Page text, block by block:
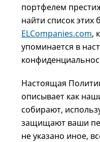
портфелем
найти список этих
ELCompanies.com,
упоминается в
Настоящая
описывает как
собирают,
защищают ваши
не указано иное,